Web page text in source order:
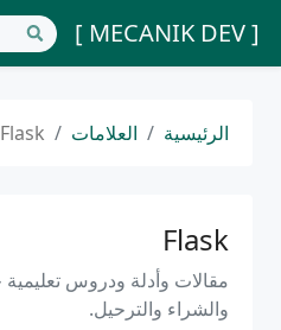
[ MECANIK DEV ]
الرئيسية العلامات Flask
Flask
والشراء والترحيل.